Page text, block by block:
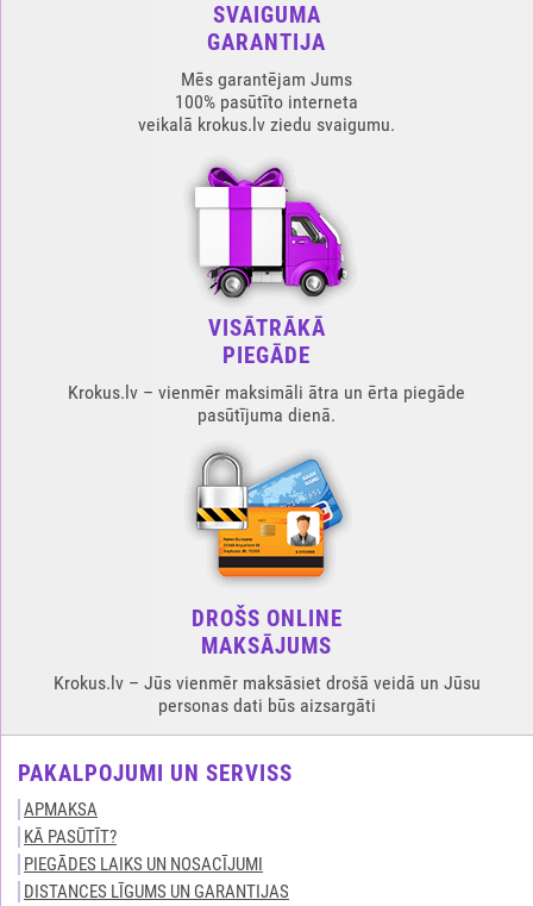
SVAIGUMA
GARANTIJA
Mēs garantējam Jums
100% pasūtīto interneta
veikalā krokus.lv ziedu svaigumu.
VISĀTRĀKĀ
PIEGĀDE
Krokus.lv – vienmēr maksimāli ātra un ērta piegāde
pasūtījuma dienā.
DROŠS ONLINE
MAKSĀJUMS
Krokus.lv – Jūs vienmēr maksāsiet drošā veidā un Jūsu
personas dati būs aizsargāti
PAKALPOJUMI UN SERVISS
APMAKSA
KĀ PASŪTĪT?
PIEGĀDES LAIKS UN NOSACĪJUMI
DISTANCES LĪGUMS UN GARANTIJAS